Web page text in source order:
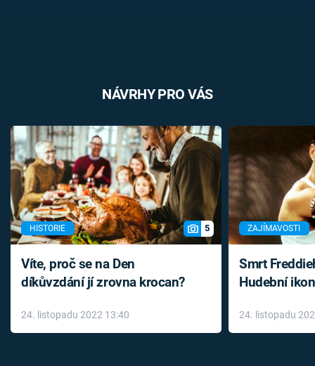
NÁVRHY PRO VÁS
HISTORIE 5
Víte, proč se na Den
díkůvzdání jí zrovna krocan?
24. listopadu 2022 13:40
ZAJÍMAVOSTI
Smrt
Hudební
léky
24. listopadu